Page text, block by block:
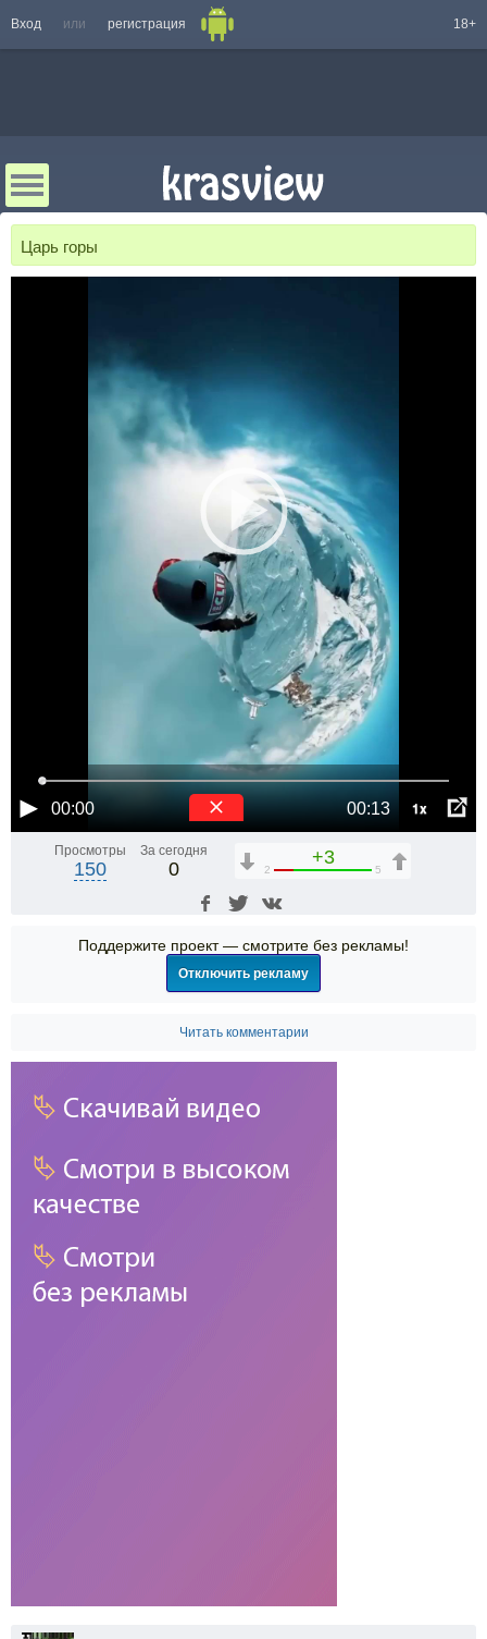
Вход или регистрация 18+
Царь горы
00:00 00:13 1x
Просмотры
150
За сегодня
0
+3
2 5
Поддержите проект — смотрите без рекламы!
Отключить рекламу
Читать комментарии